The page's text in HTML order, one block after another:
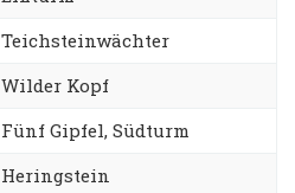
Teichsteinwächter
Wilder Kopf
Fünf Gipfel, Südturm
Heringstein